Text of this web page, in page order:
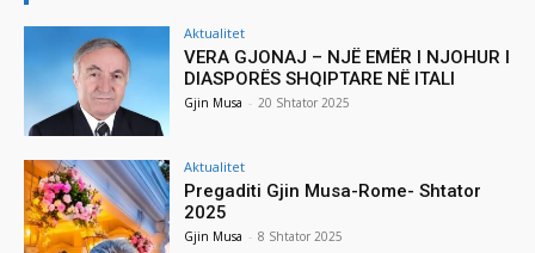
Aktualitet
VERA GJONAJ – NJË EMËR I NJOHUR I
DIASPORËS SHQIPTARE NË ITALI
Gjin Musa - 20 Shtator 2025
Aktualitet
Pregaditi Gjin Musa-Rome- Shtator
2025
Gjin Musa - 8 Shtator 2025